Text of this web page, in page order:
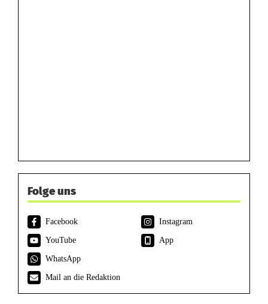
Folge uns
Facebook
Instagram
YouTube
App
WhatsApp
Mail an die Redaktion